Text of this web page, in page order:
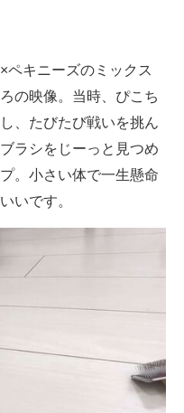
キニーズのミックス
の映像。当時、ぴこち
、たびたび戦いを挑ん
ラシをじーっと見つめ
。小さい体で一生懸命
いです。